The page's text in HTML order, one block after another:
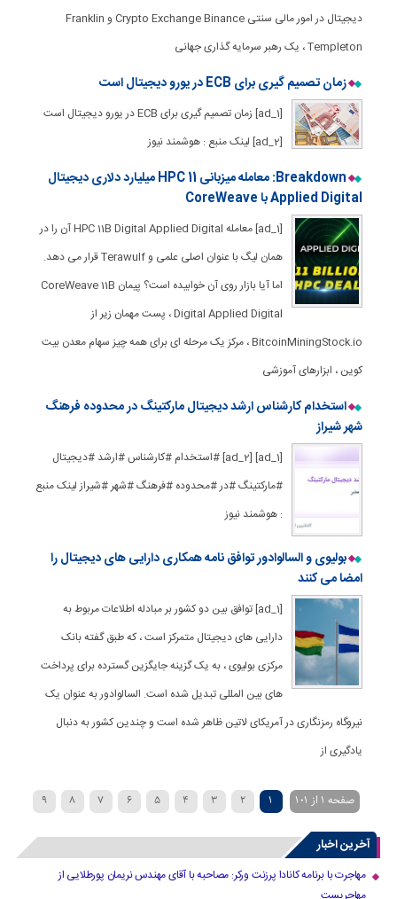
دیجیتال در امور مالی سنتی Crypto Exchange Binance و Franklin
Templeton ، یک رهبر سرمایه گذاری جهانی
زمان تصمیم گیری برای ECB در یورو دیجیتال است
[ad_1] زمان تصمیم گیری برای ECB در یورو دیجیتال است
[ad_2] لینک منبع : هوشمند نیوز
Breakdown: معامله میزبانی HPC 11 میلیارد دلاری دیجیتال
Applied Digital با CoreWeave
[ad_1] معامله HPC 11B Digital Applied Digital آن را در
همان لیگ با عنوان اصلی علمی و Terawulf قرار می دهد.
اما آیا بازار روی آن خوابیده است؟ پیمان CoreWeave 11B
Digital Applied Digital ، پست مهمان زیر از
BitcoinMiningStock.io ، مرکز یک مرحله ای برای همه چیز سهام معدن بیت
کوین ، ابزارهای آموزشی
استخدام کارشناس ارشد دیجیتال مارکتینگ در محدوده فرهنگ
شهر شیراز
[ad_1] [ad_2] #استخدام #کارشناس #ارشد #دیجیتال
#مارکتینگ #در #محدوده #فرهنگ #شهر #شیراز لینک منبع
: هوشمند نیوز
بولیوی و السالوادور توافق نامه همکاری دارایی های دیجیتال را
امضا می کنند
[ad_1] توافق بین دو کشور بر مبادله اطلاعات مربوط به
دارایی های دیجیتال متمرکز است ، که طبق گفته بانک
مرکزی بولیوی ، به یک گزینه جایگزین گسترده برای پرداخت
های بین المللی تبدیل شده است. السالوادور به عنوان یک
نیروگاه رمزنگاری در آمریکای لاتین ظاهر شده است و چندین کشور به دنبال
یادگیری از
صفحه 1 از 101 1
2
3
4
5
6
7
8
9
10
›
20
30
40
...
» آخرین اخبار
مهاجرت با برنامه کانادا پرزنت ورکر: مصاحبه با آقای مهندس نریمان پورطلایی از